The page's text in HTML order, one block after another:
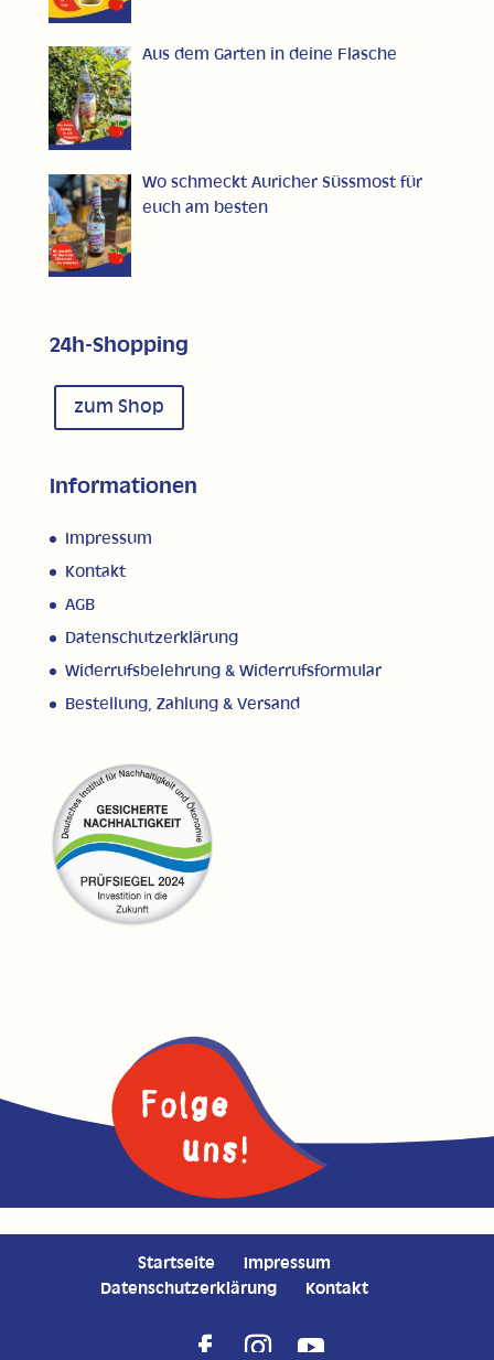
Aus dem Garten in deine Flasche
Wo schmeckt Auricher Süssmost für
euch am besten
24h-Shopping
zum Shop
Informationen
Impressum
Kontakt
AGB
Datenschutzerklärung
Widerrufsbelehrung & Widerrufsformular
Bestellung, Zahlung & Versand
Startseite
Impressum
Datenschutzerklärung
Kontakt